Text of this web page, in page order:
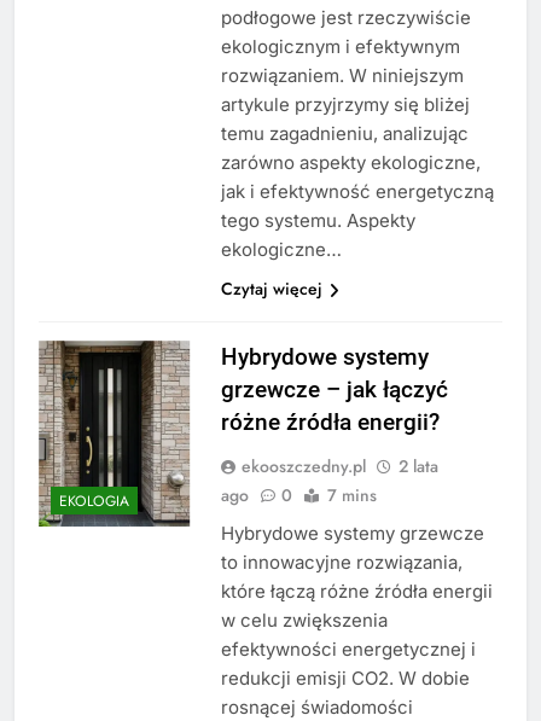
podłogowe jest rzeczywiście
ekologicznym i efektywnym
rozwiązaniem. W niniejszym
artykule przyjrzymy się bliżej
temu zagadnieniu, analizując
zarówno aspekty ekologiczne,
jak i efektywność energetyczną
tego systemu. Aspekty
ekologiczne…
Czytaj więcej
EKOLOGIA
Hybrydowe systemy
grzewcze – jak łączyć
różne źródła energii?
ekooszczedny.pl
2 lata
ago
0 7 mins
Hybrydowe systemy grzewcze
to innowacyjne rozwiązania,
które łączą różne źródła energii
w celu zwiększenia
efektywności energetycznej i
redukcji emisji CO2. W dobie
rosnącej świadomości